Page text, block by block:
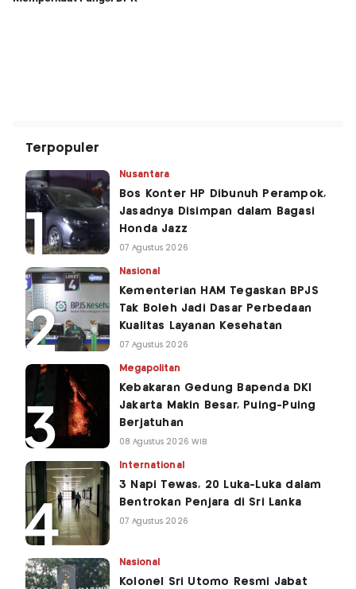
Terpopuler
Nusantara
Bos Konter HP Dibunuh Perampok,
Jasadnya Disimpan dalam Bagasi
Honda Jazz
07 Agustus 2026
Nasional
Kementerian HAM Tegaskan BPJS
Tak Boleh Jadi Dasar Perbedaan
Kualitas Layanan Kesehatan
07 Agustus 2026
Megapolitan
Kebakaran Gedung Bapenda DKI
Jakarta Makin Besar, Puing-Puing
Berjatuhan
08 Agustus 2026 WIB
International
3 Napi Tewas, 20 Luka-Luka dalam
Bentrokan Penjara di Sri Lanka
07 Agustus 2026
Nasional
Kolonel Sri Utomo Resmi Jabat